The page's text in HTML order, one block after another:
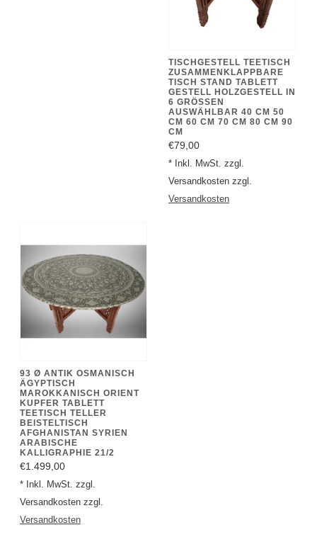
TISCH STAND TABLETT
GESTELL HOLZGESTELL IN
6 GRÖSSEN A
USWÄHLBAR 40 CM 50 C
M 60 CM 70 CM 80 CM 90 C
M
€79,00
* Inkl. MwSt. zzgl.
Versandkosten zzgl.
Versandkosten
MAROKKANISCH ORIENT
KUPFER TABLETT
TEETISCH TELLER
BEISTELTISCH
AFGHANISTAN SYRIEN
ARABISCHE
KALLIGRAPHIE 21/2
€1.499,00
* Inkl. MwSt. zzgl.
Versandkosten zzgl.
Versandkosten